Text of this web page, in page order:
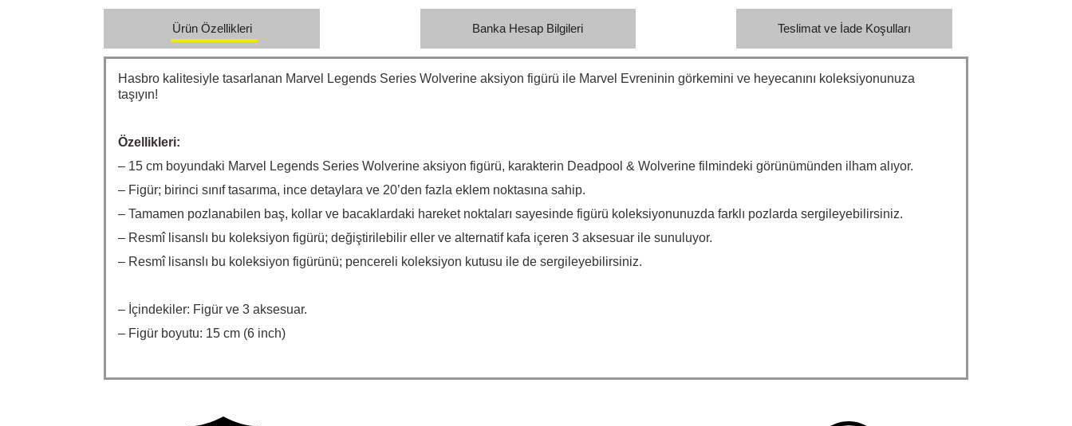
Ürün Özellikleri Banka Hesap Bilgileri Teslimat ve İade Koşulları
Hasbro kalitesiyle tasarlanan Marvel Legends Series Wolverine aksiyon figürü ile Marvel Evreninin görkemini ve heyecanını koleksiyonunuza
taşıyın!
Özellikleri:
– 15 cm boyundaki Marvel Legends Series Wolverine aksiyon figürü, karakterin Deadpool & Wolverine filmindeki görünümünden ilham alıyor.
– Figür; birinci sınıf tasarıma, ince detaylara ve 20’den fazla eklem noktasına sahip.
– Tamamen pozlanabilen baş, kollar ve bacaklardaki hareket noktaları sayesinde figürü koleksiyonunuzda farklı pozlarda sergileyebilirsiniz.
– Resmî lisanslı bu koleksiyon figürü; değiştirilebilir eller ve alternatif kafa içeren 3 aksesuar ile sunuluyor.
– Resmî lisanslı bu koleksiyon figürünü; pencereli koleksiyon kutusu ile de sergileyebilirsiniz.
– İçindekiler: Figür ve 3 aksesuar.
– Figür boyutu: 15 cm (6 inch)